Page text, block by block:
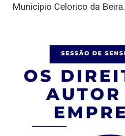
Município Celorico da Beira.